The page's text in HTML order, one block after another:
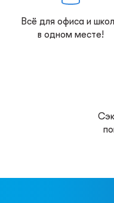
Всё для офиса и
в одном месте!